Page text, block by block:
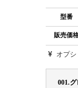
型番
販売価
オプ
001.